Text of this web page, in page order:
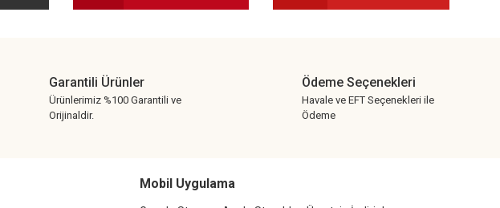
Garantili Ürünler
Ürünlerimiz %100 Garantili ve
Orijinaldir.
Ödeme Seçenekleri
Havale ve EFT Seçenekleri ile
Ödeme
Mobil Uygulama